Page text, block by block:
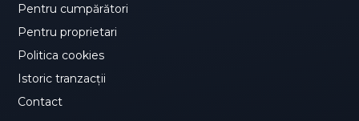
Pentru cumpărători
Pentru proprietari
Politica cookies
Istoric tranzacții
Contact